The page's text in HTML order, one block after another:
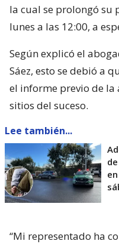
la cual se prolongó su
lunes a las 12:00, a
Según explicó el
Sáez, esto se debió a
el informe previo de la
sitios del suceso.
Lee también...
“Mi representado ha